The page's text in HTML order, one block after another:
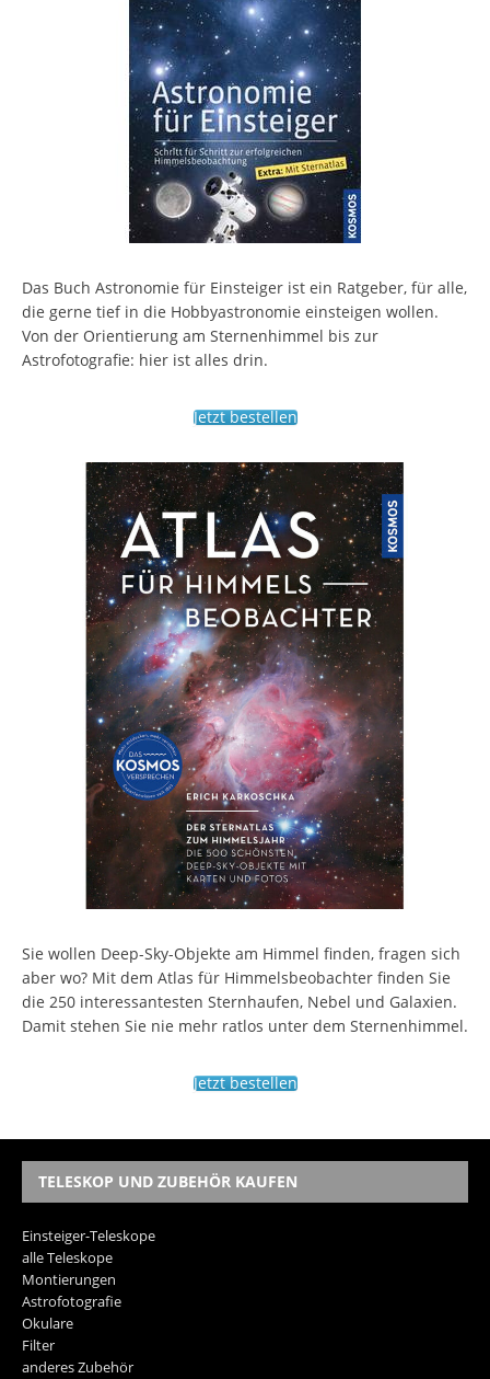
Das Buch Astronomie für Einsteiger ist ein Ratgeber, für alle,
die gerne tief in die Hobbyastronomie einsteigen wollen.
Von der Orientierung am Sternenhimmel bis zur
Astrofotografie: hier ist alles drin.
Jetzt bestellen
Sie wollen Deep-Sky-Objekte am Himmel finden, fragen sich
aber wo? Mit dem Atlas für Himmelsbeobachter finden Sie
die 250 interessantesten Sternhaufen, Nebel und Galaxien.
Damit stehen Sie nie mehr ratlos unter dem Sternenhimmel.
Jetzt bestellen
TELESKOP UND ZUBEHÖR KAUFEN
Einsteiger-Teleskope
alle Teleskope
Montierungen
Astrofotografie
Okulare
Filter
anderes Zubehör